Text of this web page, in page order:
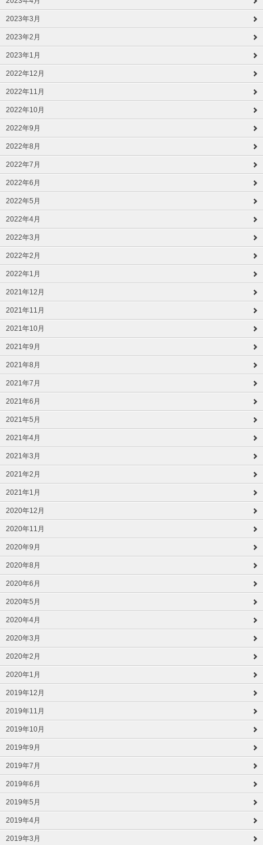
2023年3月
2023年2月
2023年1月
2022年12月
2022年11月
2022年10月
2022年9月
2022年8月
2022年7月
2022年6月
2022年5月
2022年4月
2022年3月
2022年2月
2022年1月
2021年12月
2021年11月
2021年10月
2021年9月
2021年8月
2021年7月
2021年6月
2021年5月
2021年4月
2021年3月
2021年2月
2021年1月
2020年12月
2020年11月
2020年9月
2020年8月
2020年6月
2020年5月
2020年4月
2020年3月
2020年2月
2020年1月
2019年12月
2019年11月
2019年10月
2019年9月
2019年7月
2019年6月
2019年5月
2019年4月
2019年3月